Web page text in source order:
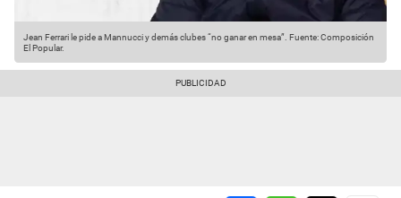
Jean Ferrari le pide a Mannucci y demás clubes “no ganar en mesa”. Fuente: Composición
El Popular.